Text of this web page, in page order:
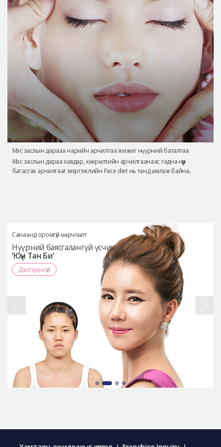
Мэс заслын дараах нарийн арчилгаа жижиг нүүрний баталгаа
Мэс заслын дараа хавдар, хөхрөлтийн арчилгаанаас гадна нүүр
багасгах арчилгааг мэргэжлийн Face diet нь танд амлаж байна.
Санаанд оромгүй өөрчлөлт
Нүүрний баясгалангүй үсчин
‘Юүн Тан Би’
Дэлгэрэнгүй